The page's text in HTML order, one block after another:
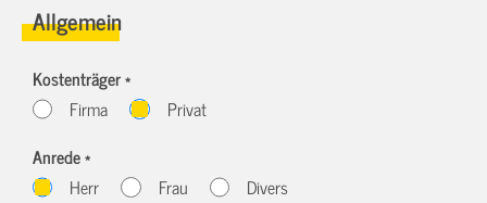
Allgemein
Kostenträger *
Firma
Privat
Anrede *
Herr
Frau Divers